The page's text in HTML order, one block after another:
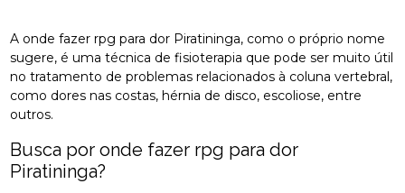
A onde fazer rpg para dor Piratininga, como o próprio nome
sugere, é uma técnica de fisioterapia que pode ser muito útil
no tratamento de problemas relacionados à coluna vertebral,
como dores nas costas, hérnia de disco, escoliose, entre
outros.
Busca por onde fazer rpg para dor
Piratininga?